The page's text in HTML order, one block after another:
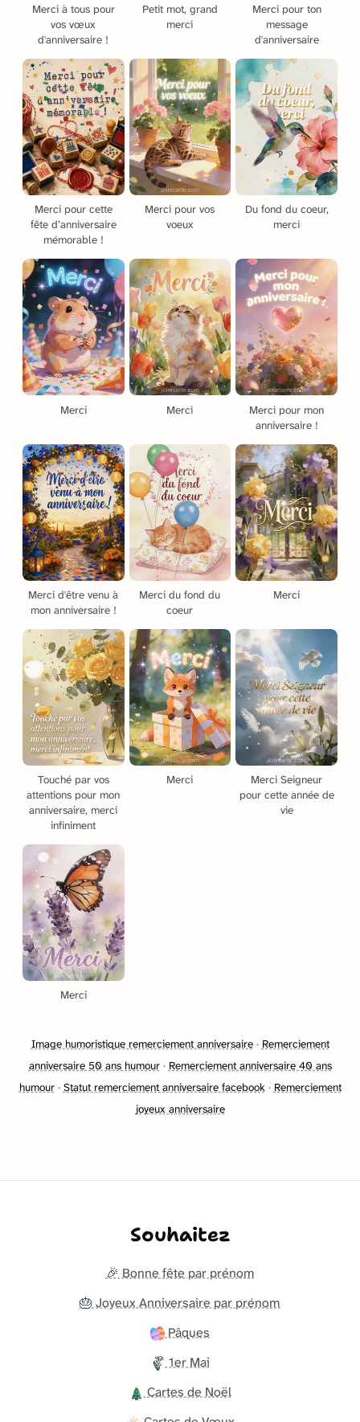
Merci à tous pour
vos vœux
d'anniversaire !
Petit mot, grand
merci
Merci pour ton
message
d'anniversaire
Merci pour cette
fête d’anniversaire
mémorable !
Merci pour vos
voeux
Du fond du coeur,
merci
Merci Merci
Merci pour mon
anniversaire !
Merci d'être venu à
mon anniversaire !
Merci du fond du
coeur
Merci
Touché par vos
attentions pour mon
anniversaire, merci
infiniment
Merci
Merci Seigneur
pour cette année de
vie
Merci
Image humoristique remerciement anniversaire· Remerciement
anniversaire 50 ans humour· Remerciement anniversaire 40 ans
humour· Statut remerciement anniversaire facebook· Remerciement
joyeux anniversaire
Souhaitez
🎉 Bonne fête par prénom
🎂 Joyeux Anniversaire par prénom
Pâques
1er Mai
Cartes de Noël